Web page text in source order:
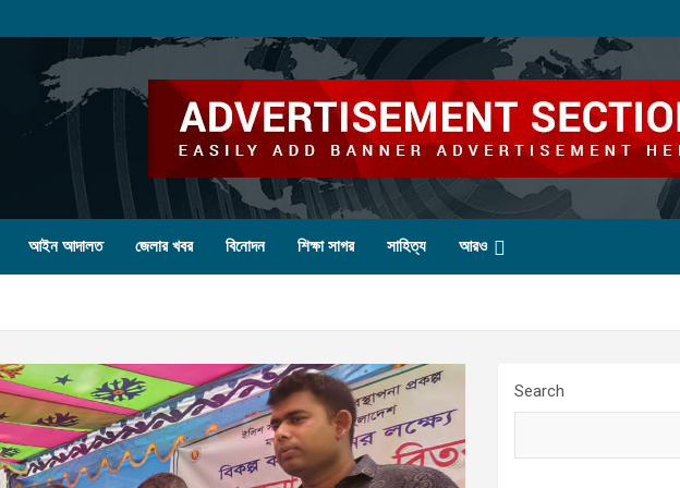
আইন আদালত জেলার খবর বিনোদন শিক্ষা সাগর সাহিত্য আরও
Search